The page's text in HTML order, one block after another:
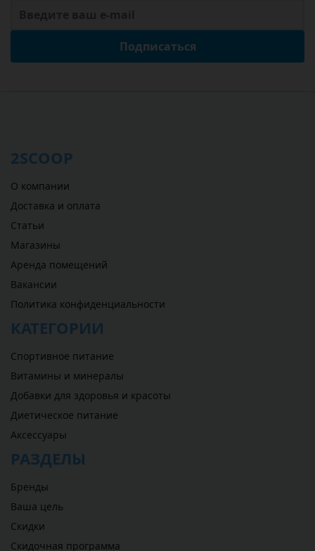
Подписаться
2SCOOP
О компании
Доставка и оплата
Статьи
Магазины
Аренда помещений
Вакансии
Политика конфиденциальности
КАТЕГОРИИ
Спортивное питание
Витамины и минералы
Добавки для здоровья и красоты
Диетическое питание
Аксессуары
РАЗДЕЛЫ
Бренды
Ваша цель
Скидки
Скидочная программа